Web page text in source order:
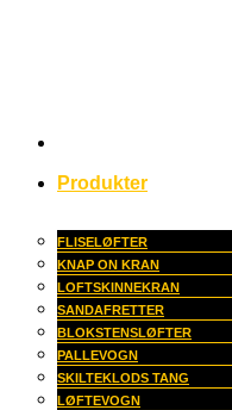
Produkter
FLISELØFTER
KNAP ON KRAN
LOFTSKINNEKRAN
SANDAFRETTER
BLOKSTENSLØFTER
PALLEVOGN
SKILTEKLODS TANG
LØFTEVOGN